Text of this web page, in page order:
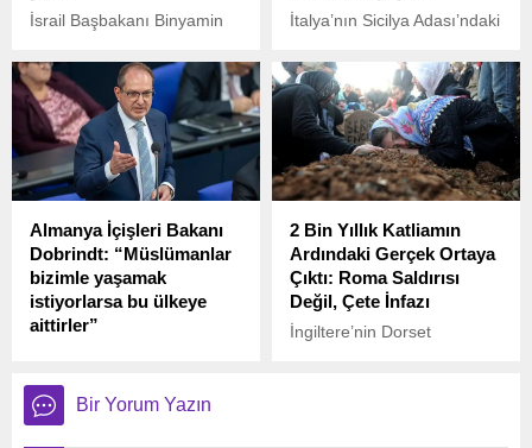
İsrail Başbakanı Binyamin
Başbakanı Keir Starmer’in
“İsrail’in belirli koşulları
yerine getirmemesi halinde
Filistin Devleti’ni
tanıyacağız.” sözlerine
karşılık verdi.
İtalya’nın Sicilya Adası’ndaki
haftadır süren yoğun
volkanik patlamalarla dikkat
çekiyor.
Almanya İçişleri Bakanı
Dobrindt: “Müslümanlar
bizimle yaşamak
istiyorlarsa bu ülkeye
aittirler”
Meclis’te milletvekillerinin
sorularını yanıtladı ve
2 Bin Yıllık Katliamın
Ardındaki Gerçek Ortaya
Çıktı: Roma Saldırısı
Değil, Çete İnfazı
İngiltere’nin Dorset
Bir Yorum Yazın